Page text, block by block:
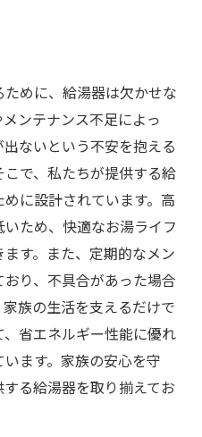
めに、給湯器は欠かせな
ンテナンス不足によっ
ないという不安を抱える
で、私たちが提供する給
に設計されています。高
ため、快適なお湯ライフ
す。また、定期的なメン
り、不具合があった場合
族の生活を支えるだけで
省エネルギー性能に優れ
ます。家族の安心を守
る給湯器を取り揃えてお